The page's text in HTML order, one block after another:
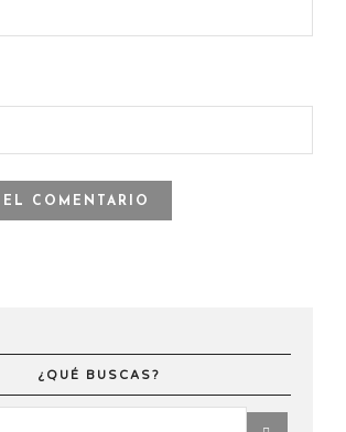
¿QUÉ BUSCAS?